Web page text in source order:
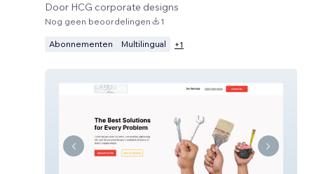
Door HCG corporate designs
Nog geen beoordelingen 1
Abonnementen Multilingual +1